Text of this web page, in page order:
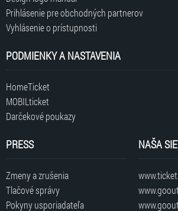
Prihlásenie pre obchodných partnerov
Vyhlásenie o prístupnosti
PODMIENKY A NASTAVENIA
HomeTicket
MOBILticket
Darčekové poukazy
PRESS
Zmeny a zrušenia
Tlačové správy
Pokyny usporiadateľa
NAŠA